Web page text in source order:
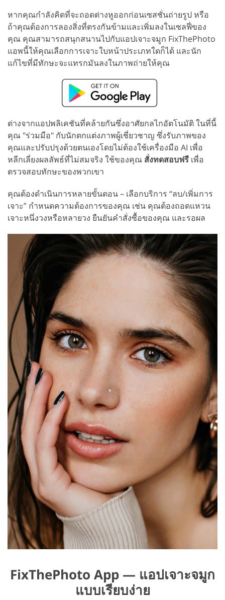
หากคุณกำลังคิดที่จะถอดต่างหูออกก่อนเซสชั่นถ่ายรูป หรือ
ถ้าคุณต้องการลองสิ่งที่ตรงกันข้ามและเพิ่มลงในเซลฟี่ของ
คุณ คุณสามารถสนุกสนานไปกับแอปเจาะจมูก FixThePhoto
แอพนี้ให้คุณเลือกการเจาะใบหน้าประเภทใดก็ได้ และนัก
แก้ไขที่มีทักษะจะแทรกมันลงในภาพถ่ายให้คุณ
ต่างจากแอปพลิเคชันที่คล้ายกันซึ่งอาศัยกลไกอัตโนมัติ ในที่นี้
คุณ "ร่วมมือ" กับนักตกแต่งภาพผู้เชี่ยวชาญ ซึ่งรับภาพของ
คุณและปรับปรุงด้วยตนเองโดยไม่ต้องใช้เครื่องมือ AI เพื่อ
หลีกเลี่ยงผลลัพธ์ที่ไม่สมจริง ใช้ของคุณ สั่งทดสอบฟรี เพื่อ
ตรวจสอบทักษะของพวกเขา
คุณต้องดำเนินการหลายขั้นตอน – เลือกบริการ “ลบ/เพิ่มการ
เจาะ” กำหนดความต้องการของคุณ เช่น คุณต้องถอดแหวน
เจาะหนึ่งวงหรือหลายวง ยืนยันคำสั่งซื้อของคุณ และรอผล
FixThePhoto App — แอปเจาะจมูก
แบบเรียบง่าย